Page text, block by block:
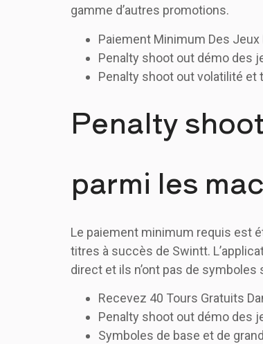
gamme d’autres promotions.
Paiement Minimum Des Jeux
Penalty shoot out démo des
Penalty shoot out volatilité et
Penalty
parmi les
Le paiement minimum requis est
titres à succès de Swintt.
direct et ils n’ont pas de
Recevez 40 Tours Gratuits
Penalty shoot out démo des
Symboles de base et de